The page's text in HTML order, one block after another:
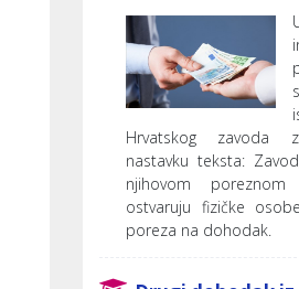
Hrvatskog zavoda
nastavku teksta:
njihovom
ostvaruju fizičke
poreza na dohodak.